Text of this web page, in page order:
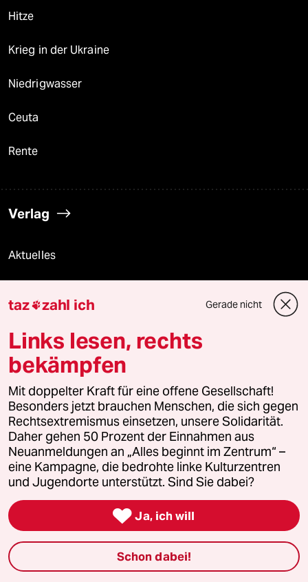
Hitze
Krieg in der Ukraine
Niedrigwasser
Ceuta
Rente
Verlag
Aktuelles
Stellen
Presse
Unterstützen
genossenschaft
taz zahl ich
taz zahl ich Gerade nicht
Links lesen, rechts
bekämpfen
Mit doppelter Kraft für eine offene Gesellschaft!
Besonders jetzt brauchen Menschen, die sich gegen
Rechtsextremismus einsetzen, unsere Solidarität.
Daher gehen 50 Prozent der Einnahmen aus
Neuanmeldungen an „Alles beginnt im Zentrum“ –
eine Kampagne, die bedrohte linke Kulturzentren
und Jugendorte unterstützt. Sind Sie dabei?
 Ja, ich will
Schon dabei!